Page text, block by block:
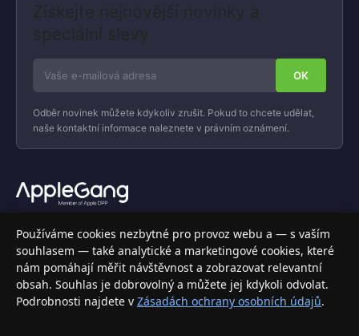
Získejte nejnovější novinky a
speciální slevy
Odběr novinek můžete kdykoliv zrušit. Pokud to chcete udělat,
naše kontaktní informace naleznete v právním oznámení.
Váš specializovaný obchod s Apple produkty, příslušenstvím a
elektronikou. Nakupujte bezpečně a s jistotou.
INFORMACE
Doprava a doručení
Používáme cookies nezbytné pro provoz webu a — s vaším
souhlasem — také analytické a marketingové cookies, které
nám pomáhají měřit návštěvnost a zobrazovat relevantní
obsah. Souhlas je dobrovolný a můžete jej kdykoli odvolat.
Podrobnosti najdete v Zásadách ochrany osobních údajů.